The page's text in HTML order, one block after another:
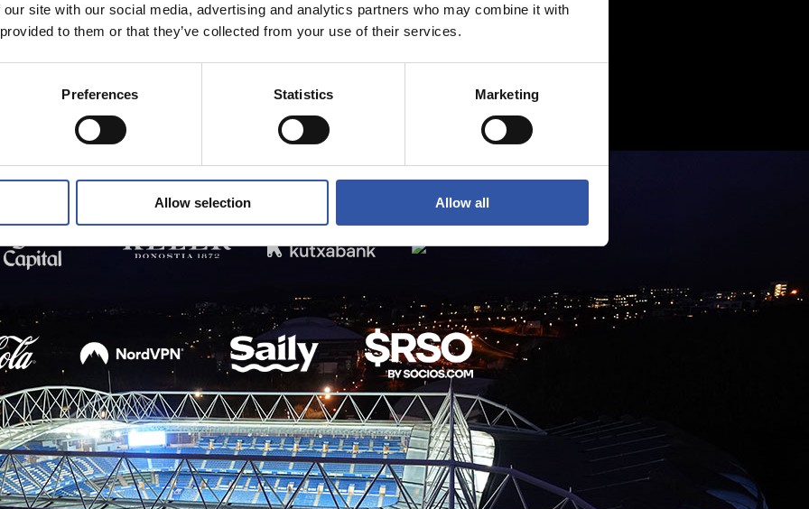
site with our social media, advertising and analytics partners who may combine it with
to them or that they’ve collected from your use of their services.
Preferences Statistics Marketing
Allow selection Allow all